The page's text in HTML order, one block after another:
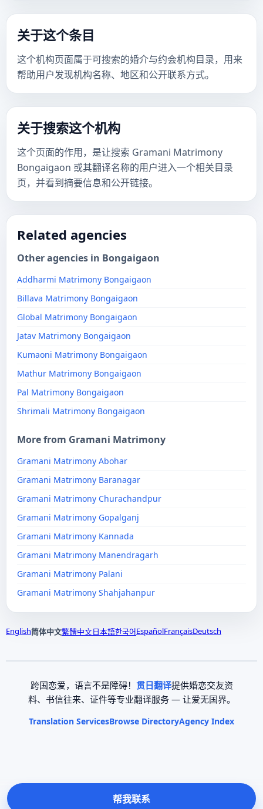
关于这个条目
这个机构页面属于可搜索的婚介与约会机构目录，用来
帮助用户发现机构名称、地区和公开联系方式。
关于搜索这个机构
这个页面的作用，是让搜索 Gramani Matrimony
Bongaigaon 或其翻译名称的用户进入一个相关目录
页，并看到摘要信息和公开链接。
Related agencies
Other agencies in Bongaigaon
Addharmi Matrimony Bongaigaon
Billava Matrimony Bongaigaon
Global Matrimony Bongaigaon
Jatav Matrimony Bongaigaon
Kumaoni Matrimony Bongaigaon
Mathur Matrimony Bongaigaon
Pal Matrimony Bongaigaon
Shrimali Matrimony Bongaigaon
More from Gramani Matrimony
Gramani Matrimony Abohar
Gramani Matrimony Baranagar
Gramani Matrimony Churachandpur
Gramani Matrimony Gopalganj
Gramani Matrimony Kannada
Gramani Matrimony Manendragarh
Gramani Matrimony Palani
Gramani Matrimony Shahjahanpur
English简体中文繁體中文日本語한국어EspañolFrançaisDeutsch
跨国恋爱，语言不是障碍！ 贯日翻译提供婚恋交友资
料、书信往来、证件等专业翻译服务 — 让爱无国界。
Translation ServicesBrowse DirectoryAgency Index
帮我联系